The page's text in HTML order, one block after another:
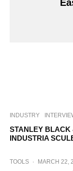
INDUSTRY
STANLEY BLACK
INDUSTRIA
TOOLS · MARCH 22,